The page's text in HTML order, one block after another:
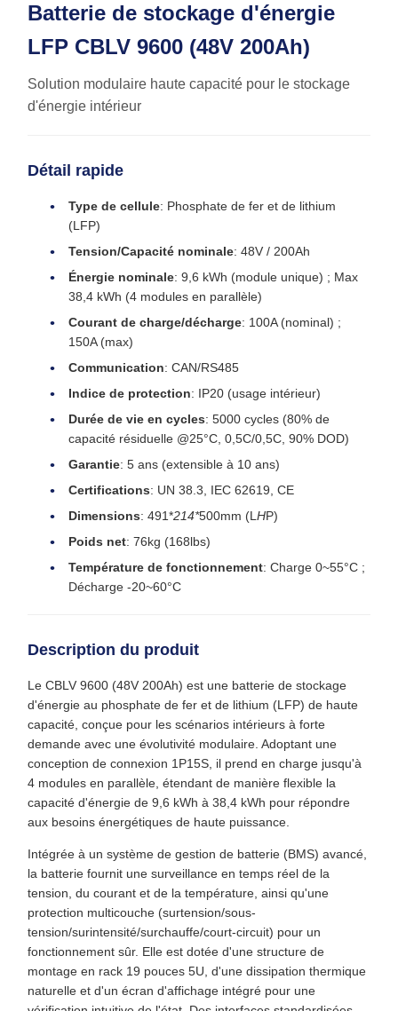
Batterie de stockage d'énergie
LFP CBLV 9600 (48V 200Ah)
Solution modulaire haute capacité pour le stockage
d'énergie intérieur
Détail rapide
Type de cellule: Phosphate de fer et de lithium
(LFP)
Tension/Capacité nominale: 48V / 200Ah
Énergie nominale: 9,6 kWh (module unique) ; Max
38,4 kWh (4 modules en parallèle)
Courant de charge/décharge: 100A (nominal) ;
150A (max)
Communication: CAN/RS485
Indice de protection: IP20 (usage intérieur)
Durée de vie en cycles: 5000 cycles (80% de
capacité résiduelle @25°C, 0,5C/0,5C, 90% DOD)
Garantie: 5 ans (extensible à 10 ans)
Certifications: UN 38.3, IEC 62619, CE
Dimensions: 491*214*500mm (L HP)
Poids net: 76kg (168lbs)
Température de fonctionnement: Charge 0~55°C ;
Décharge -20~60°C
Description du produit
Le CBLV 9600 (48V 200Ah) est une batterie de stockage
d'énergie au phosphate de fer et de lithium (LFP) de haute
capacité, conçue pour les scénarios intérieurs à forte
demande avec une évolutivité modulaire. Adoptant une
conception de connexion 1P15S, il prend en charge jusqu'à
4 modules en parallèle, étendant de manière flexible la
capacité d'énergie de 9,6 kWh à 38,4 kWh pour répondre
aux besoins énergétiques de haute puissance.
Intégrée à un système de gestion de batterie (BMS) avancé,
la batterie fournit une surveillance en temps réel de la
tension, du courant et de la température, ainsi qu'une
protection multicouche (surtension/sous-
tension/surintensité/surchauffe/court-circuit) pour un
fonctionnement sûr. Elle est dotée d'une structure de
montage en rack 19 pouces 5U, d'une dissipation thermique
naturelle et d'un écran d'affichage intégré pour une